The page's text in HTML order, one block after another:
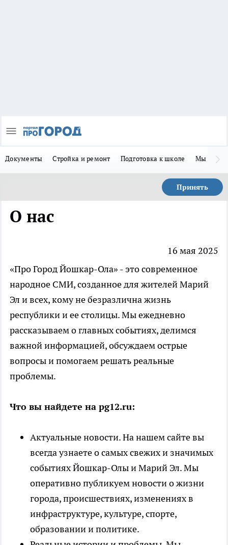
Документы Стройка и ремонт Подготовка к школе Мы в MAX
Принять
О нас
16 мая 2025
«Про Город Йошкар-Ола» - это современное
народное СМИ, созданное для жителей Марий
Эл и всех, кому не безразлична жизнь
республики и ее столицы. Мы ежедневно
рассказываем о главных событиях, делимся
важной информацией, обсуждаем острые
вопросы и помогаем решать реальные
проблемы.
Что вы найдете на pg12.ru:
Актуальные новости. На нашем сайте вы
всегда узнаете о самых свежих и значимых
событиях Йошкар-Олы и Марий Эл. Мы
оперативно публикуем новости о жизни
города, происшествиях, изменениях в
инфраструктуре, культуре, спорте,
образовании и политике.